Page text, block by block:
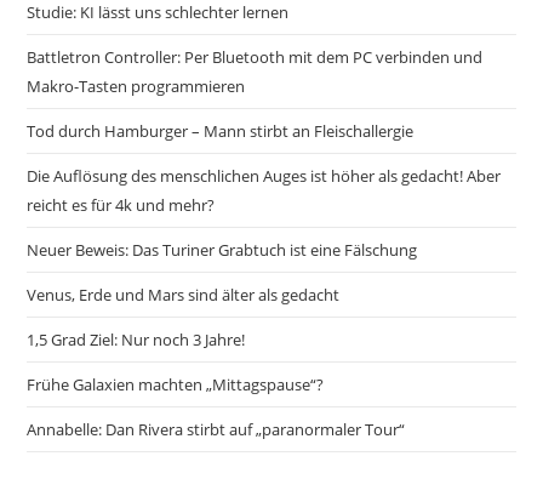
Studie: KI lässt uns schlechter lernen
Battletron Controller: Per Bluetooth mit dem PC verbinden und
Makro-Tasten programmieren
Tod durch Hamburger – Mann stirbt an Fleischallergie
Die Auflösung des menschlichen Auges ist höher als gedacht! Aber
reicht es für 4k und mehr?
Neuer Beweis: Das Turiner Grabtuch ist eine Fälschung
Venus, Erde und Mars sind älter als gedacht
1,5 Grad Ziel: Nur noch 3 Jahre!
Frühe Galaxien machten „Mittagspause“?
Annabelle: Dan Rivera stirbt auf „paranormaler Tour“